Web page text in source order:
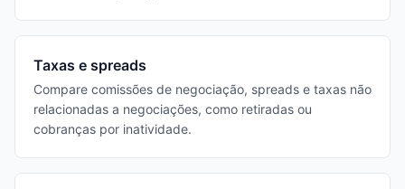
Taxas e spreads
Compare comissões de negociação, spreads e taxas não
relacionadas a negociações, como retiradas ou
cobranças por inatividade.